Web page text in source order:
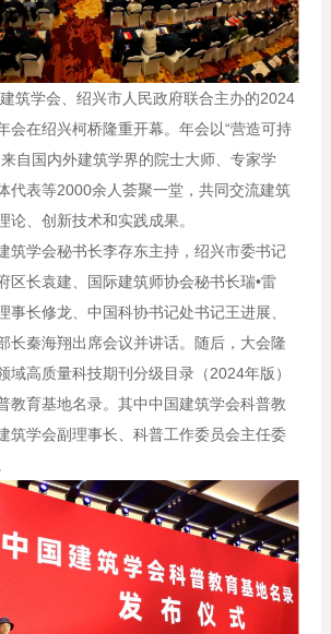
筑学会、绍兴市人民政府联合主办的2024
会在绍兴柯桥隆重开幕。年会以“营造可持
自国内外建筑学界的院士大师、专家学
代表等2000余人荟聚一堂，共同交流建筑
论、创新技术和实践成果。
筑学会秘书长李存东主持，绍兴市委书记
区长袁建、国际建筑师协会秘书长瑞•雷
事长修龙、中国科协书记处书记王进展、
长秦海翔出席会议并讲话。随后，大会隆
域高质量科技期刊分级目录（2024年版）
教育基地名录。其中中国建筑学会科普教
筑学会副理事长、科普工作委员会主任委